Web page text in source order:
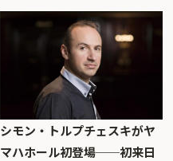
シモン・トルプチェスキがヤ
マハホール初登場──初来日